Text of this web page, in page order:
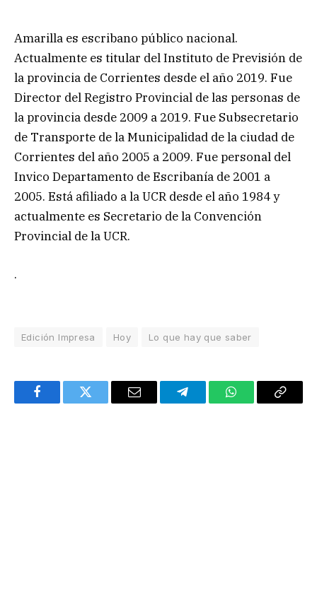
Amarilla es escribano público nacional.
Actualmente es titular del Instituto de Previsión de
la provincia de Corrientes desde el año 2019. Fue
Director del Registro Provincial de las personas de
la provincia desde 2009 a 2019. Fue Subsecretario
de Transporte de la Municipalidad de la ciudad de
Corrientes del año 2005 a 2009. Fue personal del
Invico Departamento de Escribanía de 2001 a
2005. Está afiliado a la UCR desde el año 1984 y
actualmente es Secretario de la Convención
Provincial de la UCR.
.
Edición Impresa Hoy Lo que hay que saber
FacebookTwitter Email TelegramWhatsAppCopy